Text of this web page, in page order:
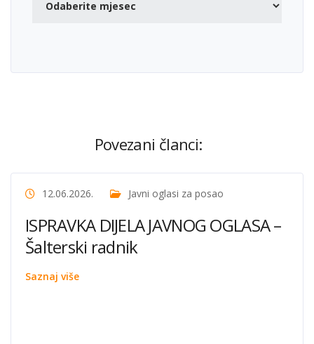
Povezani članci:
12.06.2026. Javni oglasi za posao
ISPRAVKA DIJELA JAVNOG OGLASA –
Šalterski radnik
Saznaj više